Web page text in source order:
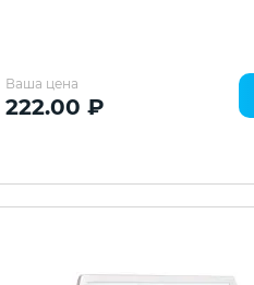
Ваша цена
222.00 ₽